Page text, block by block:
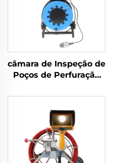
câmara de Inspeção de
Poços de Perfuração